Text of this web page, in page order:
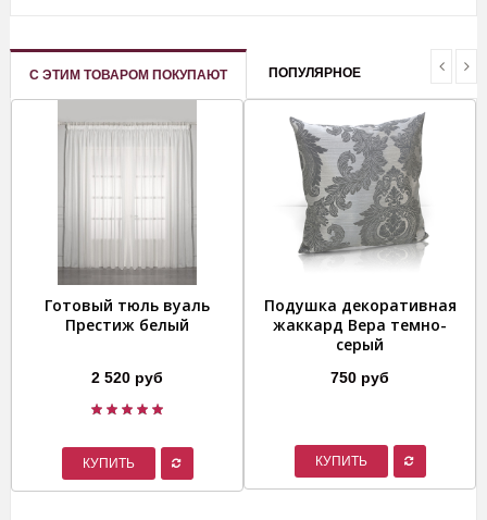
С ЭТИМ ТОВАРОМ ПОКУПАЮТ ПОПУЛЯРНОЕ
Готовый тюль вуаль
Престиж белый
2 520 руб
КУПИТЬ
Подушка декоративная
жаккард Вера темно-
серый
750 руб
КУПИТЬ